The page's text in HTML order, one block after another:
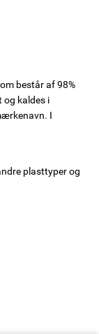
består af 98%
og kaldes i
I
plasttyper og